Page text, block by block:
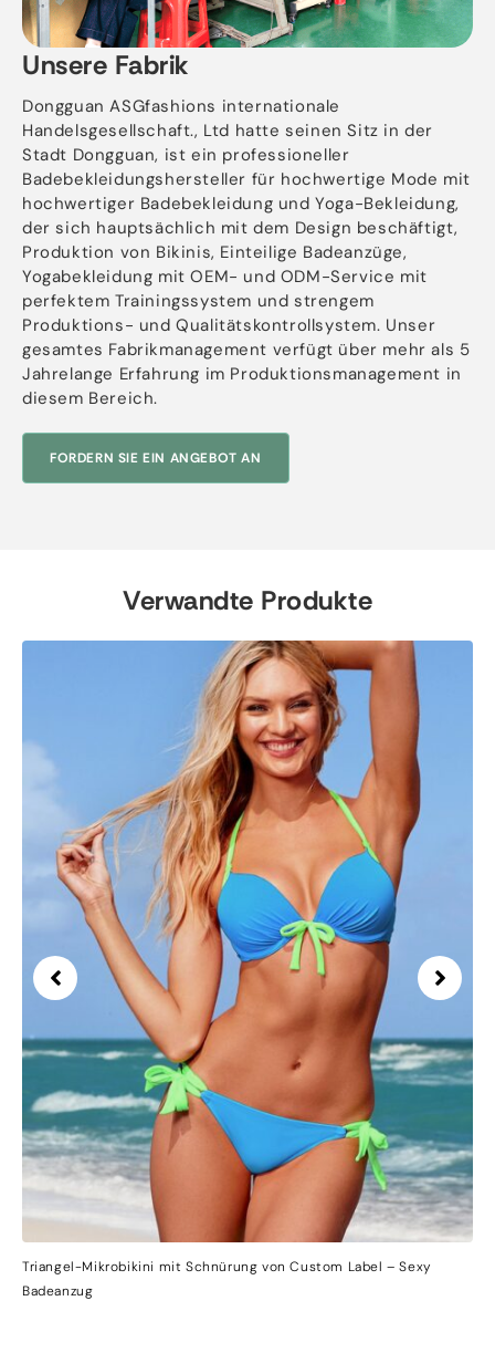
Unsere Fabrik
Dongguan ASGfashions internationale
Handelsgesellschaft., Ltd hatte seinen Sitz in der
Stadt Dongguan, ist ein professioneller
Badebekleidungshersteller für hochwertige Mode mit
hochwertiger Badebekleidung und Yoga-Bekleidung,
der sich hauptsächlich mit dem Design beschäftigt,
Produktion von Bikinis, Einteilige Badeanzüge,
Yogabekleidung mit OEM- und ODM-Service mit
perfektem Trainingssystem und strengem
Produktions- und Qualitätskontrollsystem. Unser
gesamtes Fabrikmanagement verfügt über mehr als 5
Jahrelange Erfahrung im Produktionsmanagement in
diesem Bereich.
FORDERN SIE EIN ANGEBOT AN
Verwandte Produkte
Triangel-Mikrobikini mit Schnürung von Custom Label – Sexy
Badeanzug